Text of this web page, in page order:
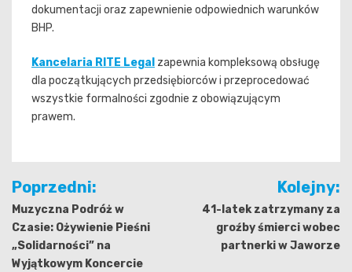
dokumentacji oraz zapewnienie odpowiednich warunków
BHP.
Kancelaria RITE Legal zapewnia kompleksową obsługę
dla początkujących przedsiębiorców i przeprocedować
wszystkie formalności zgodnie z obowiązującym
prawem.
Nawigacja
wpisu
Poprzedni:
Muzyczna Podróż w
Czasie: Ożywienie Pieśni
„Solidarności” na
Wyjątkowym Koncercie
Kolejny:
41-latek zatrzymany za
groźby śmierci wobec
partnerki w Jaworze